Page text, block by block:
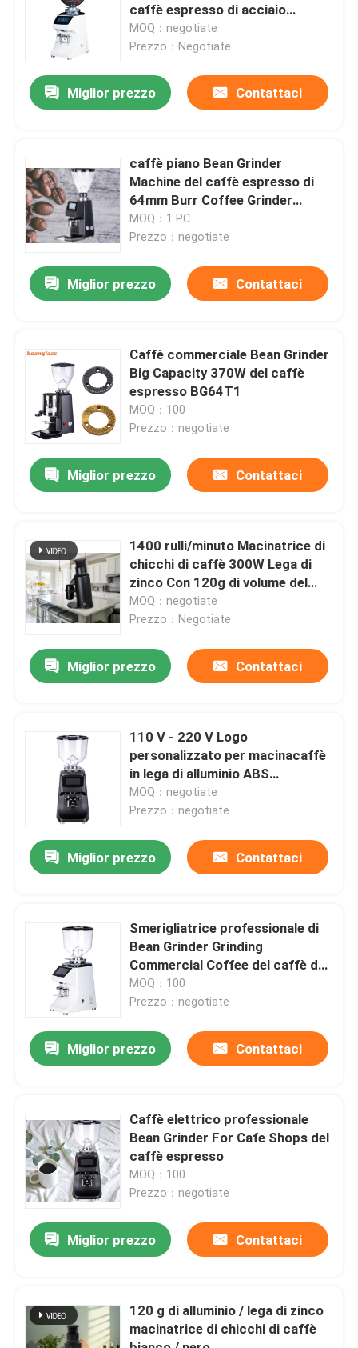
Prodotti
Mostra VR
Circa noi
Controllo di qualità
Contattici
Casi
Burr Coffee Grinder
caffè espresso di acciaio
inossidabile
MOQ：negotiate
Prezzo：Negotiate
Miglior prezzo Contattaci
caffè piano Bean Grinder
Machine del caffè espresso di
64mm Burr Coffee Grinder
Touch Screen
MOQ：1 PC
Prezzo：negotiate
Miglior prezzo Contattaci
Caffè commerciale Bean Grinder
Big Capacity 370W del caffè
espresso BG64T1
MOQ：100
Prezzo：negotiate
Miglior prezzo Contattaci
1400 rulli/minuto Macinatrice di
chicchi di caffè 300W Lega di
zinco Con 120g di volume del
serbatoio
MOQ：negotiate
Prezzo：Negotiate
Miglior prezzo Contattaci
110 V - 220 V Logo
personalizzato per macinacaffè
in lega di alluminio ABS
accettato
MOQ：negotiate
Prezzo：negotiate
Miglior prezzo Contattaci
Smerigliatrice professionale di
Bean Grinder Grinding
Commercial Coffee del caffè del
caffè espresso
MOQ：100
Prezzo：negotiate
Miglior prezzo Contattaci
Caffè elettrico professionale
Bean Grinder For Cafe Shops del
caffè espresso
MOQ：100
Prezzo：negotiate
Miglior prezzo Contattaci
120 g di alluminio / lega di zinco
macinatrice di chicchi di caffè